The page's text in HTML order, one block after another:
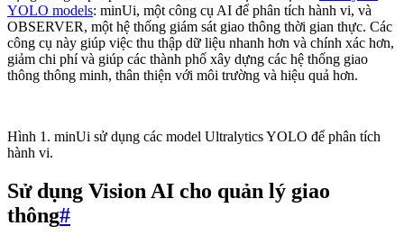
YOLO models: minUi, một công cụ AI để phân tích hành vi, và
OBSERVER, một hệ thống giám sát giao thông thời gian thực. Các
công cụ này giúp việc thu thập dữ liệu nhanh hơn và chính xác hơn,
giảm chi phí và giúp các thành phố xây dựng các hệ thống giao
thông thông minh, thân thiện với môi trường và hiệu quả hơn.
Hình 1. minUi sử dụng các model Ultralytics YOLO để phân tích
hành vi.
Sử dụng Vision AI cho quản lý giao
thông#